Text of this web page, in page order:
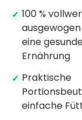
✓ 100 %
eine
Ernährung
✓ Praktische
einfache